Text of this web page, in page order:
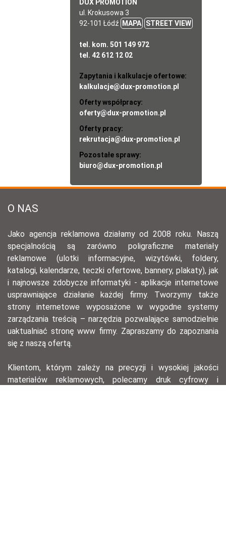
DUX PROMOTION
ul. Krokusowa 3
92-101 Łódź
MAPA STREET VIEW
tel. kom. 501 149 972
tel. 42 612 12 02
Zapytania i kalkulacje ofertowe:
kalkulacje@dux-promotion.pl
Oferty współpracy:
oferty@dux-promotion.pl
Oferty pracy:
rekrutacja@dux-promotion.pl
Pozostałe sprawy:
biuro@dux-promotion.pl
O NAS
Jako agencja reklamowa działamy od 2008 roku. Naszą
specjalnością są zarówno poligraficzne materiały
reklamowe (ulotki informacyjne, wizytówki, foldery,
katalogi, kalendarze, teczki ofertowe, bannery, plakaty), jak
i najnowsze zdobycze informatyki - aplikacje internetowe
usprawniające działanie każdej firmy. Tworzymy także
strony internetowe wyposażone w wygodne systemy
zarządzania treścią – narzędzia pozwalające samodzielnie
uaktualniać stronę www firmy. Zapraszamy do zapoznania
się z naszą ofertą.
Klientom, którym zależy na precyzji i wysokiej jakości
materiałów reklamowych, polecamy druk cyfrowy i